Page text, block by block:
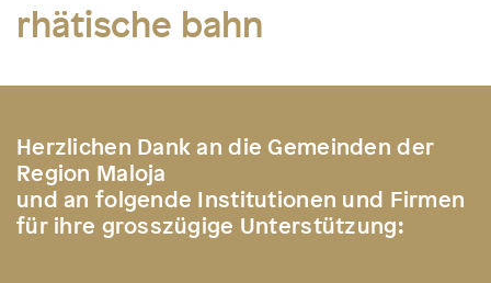
rhätische bahn
Herzlichen Dank an die Gemeinden der
Region Maloja
und an folgende Institutionen und Firmen
für ihre grosszügige Unterstützung: